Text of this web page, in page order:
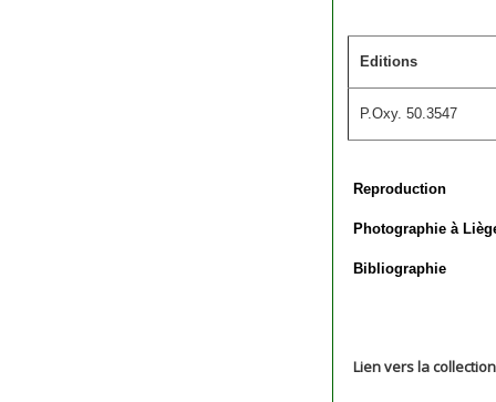
Editions
P.Oxy. 50.3547
Reproduction
Photographie à
Bibliographie
Lien vers la